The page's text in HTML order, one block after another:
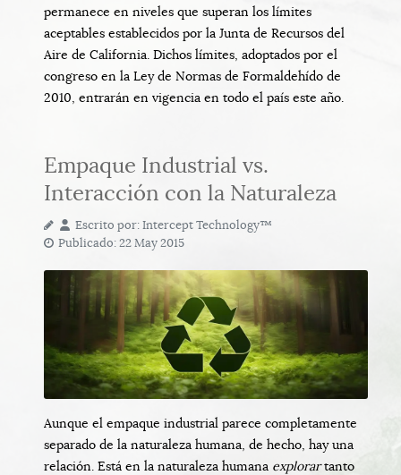
permanece en niveles que superan los límites
aceptables establecidos por la Junta de Recursos del
Aire de California. Dichos límites, adoptados por el
congreso en la Ley de Normas de Formaldehído de
2010, entrarán en vigencia en todo el país este año.
Empaque Industrial vs.
Interacción con la Naturaleza
Escrito por:Intercept Technology™
Publicado: 22 May 2015
Aunque el empaque industrial parece completamente
separado de la naturaleza humana, de hecho, hay una
relación. Está en la naturaleza humana explorartanto